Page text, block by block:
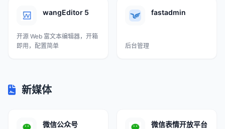
wangEditor 5
开源 Web 富文本编辑器，开箱
即用，配置简单
fastadmin
后台管理
新媒体
微信公众号 微信表情开放平台